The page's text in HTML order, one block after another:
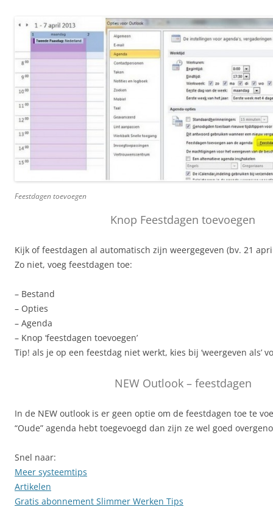
Feestdagen toevoegen
Knop Feestdagen toevoegen
Kijk of feestdagen al automatisch zijn weergegeven (bv. 21
Zo niet, voeg feestdagen toe:
– Bestand
– Opties
– Agenda
– Knop ‘feestdagen toevoegen’
Tip! als je op een feestdag niet werkt, kies bij ‘weergeven als’
NEW Outlook – feestdagen
In de NEW outlook is er geen optie om de feestdagen toe te
“Oude” agenda hebt toegevoegd dan zijn ze wel goed
Snel naar:
Meer systeemtips
Artikelen
Gratis abonnement Slimmer Werken Tips